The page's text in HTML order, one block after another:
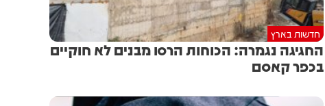
חדשות בארץ
החגיגה נגמרה: הכוחות הרסו מבנים לא חוקיים
בכפר קאסם